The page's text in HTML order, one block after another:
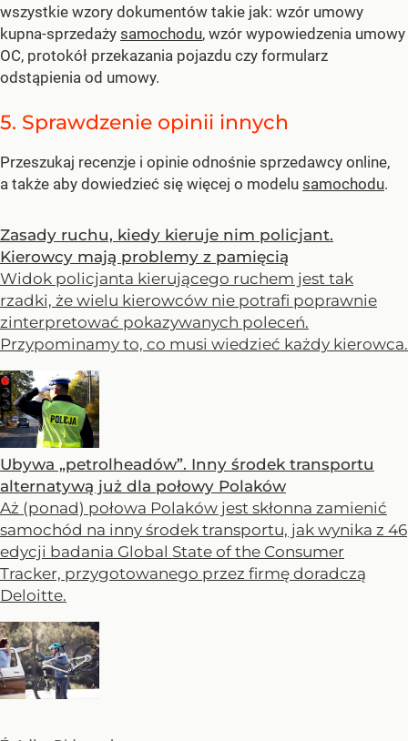
wszystkie wzory dokumentów takie jak: wzór umowy
kupna-sprzedaży samochodu, wzór wypowiedzenia umowy
OC, protokół przekazania pojazdu czy formularz
odstąpienia od umowy.
5. Sprawdzenie opinii innych
Przeszukaj recenzje i opinie odnośnie sprzedawcy online,
a także aby dowiedzieć się więcej o modelu samochodu.
Zasady ruchu, kiedy kieruje nim policjant.
Kierowcy mają problemy z pamięcią
Widok policjanta kierującego ruchem jest tak
rzadki, że wielu kierowców nie potrafi poprawnie
zinterpretować pokazywanych poleceń.
Przypominamy to, co musi wiedzieć każdy kierowca.
Ubywa „petrolheadów”. Inny środek transportu
alternatywą już dla połowy Polaków
Aż (ponad) połowa Polaków jest skłonna zamienić
samochód na inny środek transportu, jak wynika z 46
edycji badania Global State of the Consumer
Tracker, przygotowanego przez firmę doradczą
Deloitte.